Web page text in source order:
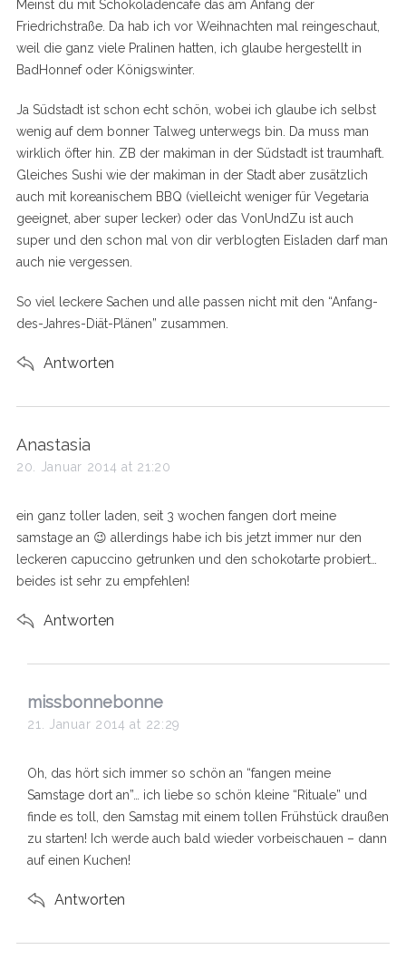
:
Meinst du mit Schokoladencafe das am Anfang der
Friedrichstraße. Da hab ich vor Weihnachten mal reingeschaut,
weil die ganz viele Pralinen hatten, ich glaube hergestellt in
BadHonnef oder Königswinter.
Ja Südstadt ist schon echt schön, wobei ich glaube ich selbst
wenig auf dem bonner Talweg unterwegs bin. Da muss man
wirklich öfter hin. ZB der makiman in der Südstadt ist traumhaft.
Gleiches Sushi wie der makiman in der Stadt aber zusätzlich
auch mit koreanischem BBQ (vielleicht weniger für Vegetaria
geeignet, aber super lecker) oder das VonUndZu ist auch
super und den schon mal von dir verblogten Eisladen darf man
auch nie vergessen.
So viel leckere Sachen und alle passen nicht mit den “Anfang-
des-Jahres-Diät-Plänen” zusammen.
Antworten
s
a
s
:
Anastasia
20. Januar 2014 at 21:20
ein ganz toller laden, seit 3 wochen fangen dort meine
samstage an 😉 allerdings habe ich bis jetzt immer nur den
leckeren capuccino getrunken und den schokotarte probiert…
beides ist sehr zu empfehlen!
Antworten
s
a
s
:
missbonnebonne
21. Januar 2014 at 22:29
Oh, das hört sich immer so schön an “fangen meine
Samstage dort an”… ich liebe so schön kleine “Rituale” und
finde es toll, den Samstag mit einem tollen Frühstück draußen
zu starten! Ich werde auch bald wieder vorbeischauen – dann
auf einen Kuchen!
Antworten